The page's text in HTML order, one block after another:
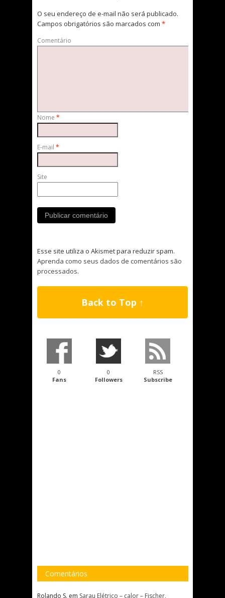
O seu endereço de e-mail não será publicado.
Campos obrigatórios são marcados com *
Comentário
Nome *
E-mail *
Site
Esse site utiliza o Akismet para reduzir spam.
Aprenda como seus dados de comentários são
processados.
Back to Top ↑
0
Fans
0
Followers
RSS
Subscribe
Comentários
Rolando S. em Sarau Elétrico – calor – Fischer,